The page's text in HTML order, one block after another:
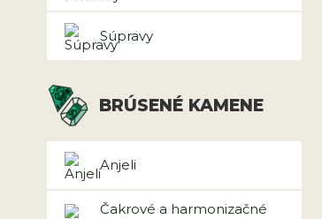
Súpravy
BRÚSENÉ KAMENE
Anjeli
Čakrové a harmonizačné